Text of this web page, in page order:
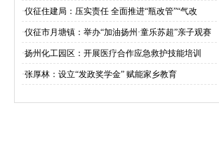
伴成长
·仪征住建局：压实责任 全面推进“瓶改管”“气改
电”工作
·仪征市月塘镇：举办“加油扬州·童乐苏超”亲子观赛
活动六一
·扬州化工园区：开展医疗合作应急救护技能培训
·张厚林：设立“发政奖学金” 赋能家乡教育